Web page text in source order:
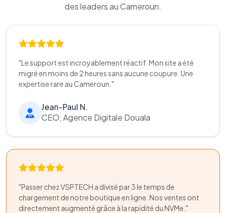
des leaders au Cameroun.
"Le support est incroyablement réactif. Mon site a été
migré en moins de 2 heures sans aucune coupure. Une
expertise rare au Cameroun."
Jean-Paul N.
CEO, Agence Digitale Douala
"Passer chez VSPTECH a divisé par 3 le temps de
chargement de notre boutique en ligne. Nos ventes ont
directement augmenté grâce à la rapidité du NVMe."